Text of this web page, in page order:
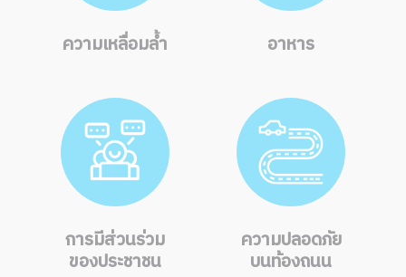
ความเหลื่อมล้ำ อาหาร
การมีส่วนร่วม
ของประชาชน
ความปลอดภัย
บนท้องถนน